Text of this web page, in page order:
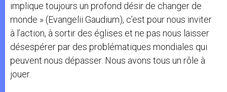
implique toujours un profond désir de changer de
monde » (Evangelii Gaudium), c’est pour nous inviter
à l’action, à sortir des églises et ne pas nous laisser
désespérer par des problématiques mondiales qui
peuvent nous dépasser. Nous avons tous un rôle à
jouer.